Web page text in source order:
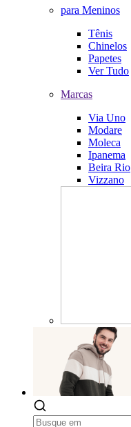
para Meninos
Tênis
Chinelos
Papetes
Ver Tudo
Marcas
Via Uno
Modare
Moleca
Ipanema
Beira Rio
Vizzano